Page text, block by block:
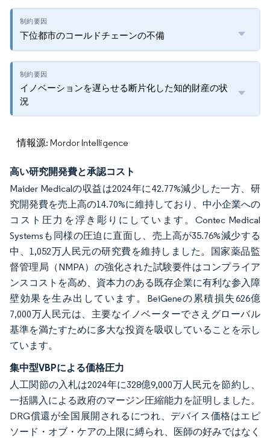
下位都市のコールドチェーンの不備
イノベーションを遅らせる断片化した知的財産の状
況
情報源: Mordor Intelligence
高い研究開発費と承認コスト
Maider Medicalの収益は2024年に42.77%減少した一方、研
究開発費を売上高の14.70%に維持しており、中小企業への
コスト圧力を浮き彫りにしています。Contec Medical
Systemsも同様の圧迫に直面し、売上高が35.76%減少する
中、1,052万人民元の研究費を維持しました。国家薬品監
督管理局（NMPA）の強化された試験要件はコンプライア
ンスコストを高め、資本力のある既存企業に有利な参入障
壁効果を生み出しています。BeiGeneの累積損失626億
7,000万人民元は、主要なイノベーターでさえグローバル
基準を満たすために多大な投資を吸収していることを示し
ています。
集中型VBPによる価格圧力
人工関節の入札は2024年に328億9,000万人民元を節約し、
一括購入による政府のマージン圧縮能力を証明しました。
DRG償還が全国展開されるにつれ、デバイス価格はエピ
ソード・オブ・ケアの上限に縛られ、医師の好みではなく